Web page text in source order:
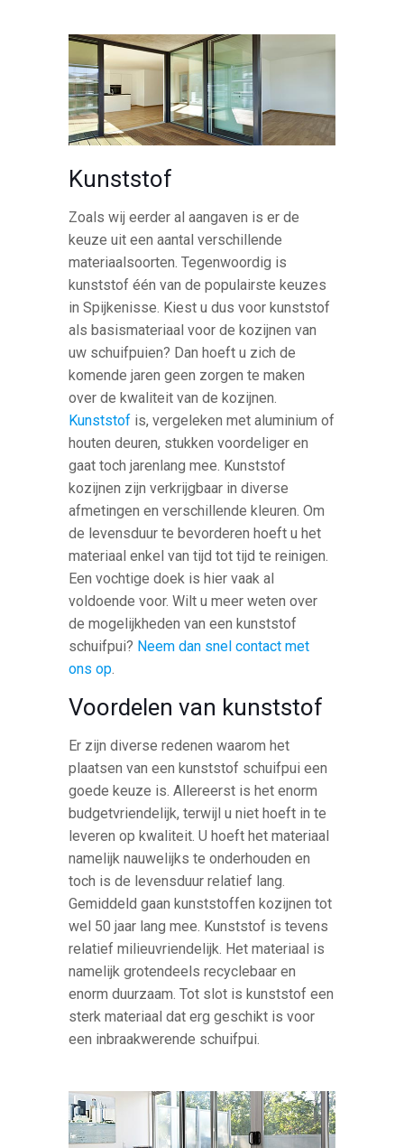
Kunststof
Zoals wij eerder al aangaven is er de
keuze uit een aantal verschillende
materiaalsoorten. Tegenwoordig is
kunststof één van de populairste keuzes
in Spijkenisse. Kiest u dus voor kunststof
als basismateriaal voor de kozijnen van
uw schuifpuien? Dan hoeft u zich de
komende jaren geen zorgen te maken
over de kwaliteit van de kozijnen.
Kunststof is, vergeleken met aluminium of
houten deuren, stukken voordeliger en
gaat toch jarenlang mee. Kunststof
kozijnen zijn verkrijgbaar in diverse
afmetingen en verschillende kleuren. Om
de levensduur te bevorderen hoeft u het
materiaal enkel van tijd tot tijd te reinigen.
Een vochtige doek is hier vaak al
voldoende voor. Wilt u meer weten over
de mogelijkheden van een kunststof
schuifpui? Neem dan snel contact met
ons op
Voordelen van kunststof
Er zijn diverse redenen waarom het
plaatsen van een kunststof schuifpui een
goede keuze is. Allereerst is het enorm
budgetvriendelijk, terwijl u niet hoeft in te
leveren op kwaliteit. U hoeft het materiaal
namelijk nauwelijks te onderhouden en
toch is de levensduur relatief lang.
Gemiddeld gaan kunststoffen kozijnen tot
wel 50 jaar lang mee. Kunststof is tevens
relatief milieuvriendelijk. Het materiaal is
namelijk grotendeels recyclebaar en
enorm duurzaam. Tot slot is kunststof een
sterk materiaal dat erg geschikt is voor
een inbraakwerende schuifpui.